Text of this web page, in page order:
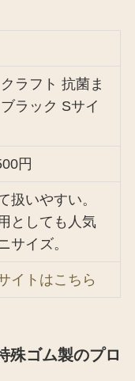
ラフト 抗菌ま
ラック Sサイ
円
扱いやすい。
としても人気
サイズ。
イトはこちら
殊ゴム製のプロ